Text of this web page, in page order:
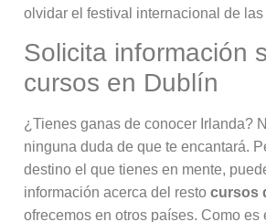
olvidar el festival internacional de las
Solicita información
cursos en Dublín
¿Tienes ganas de conocer Irlanda?
ninguna duda de que te encantará.
destino el que tienes en mente,
información acerca del restocursos
ofrecemos en otros países. Como es